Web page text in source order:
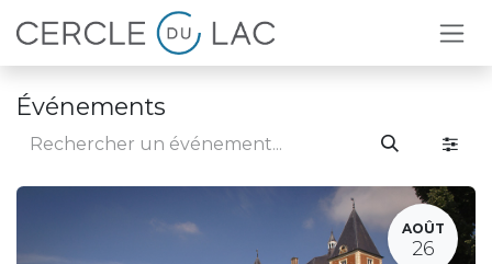
Se rendre au contenu
Événements
AOÛT
26